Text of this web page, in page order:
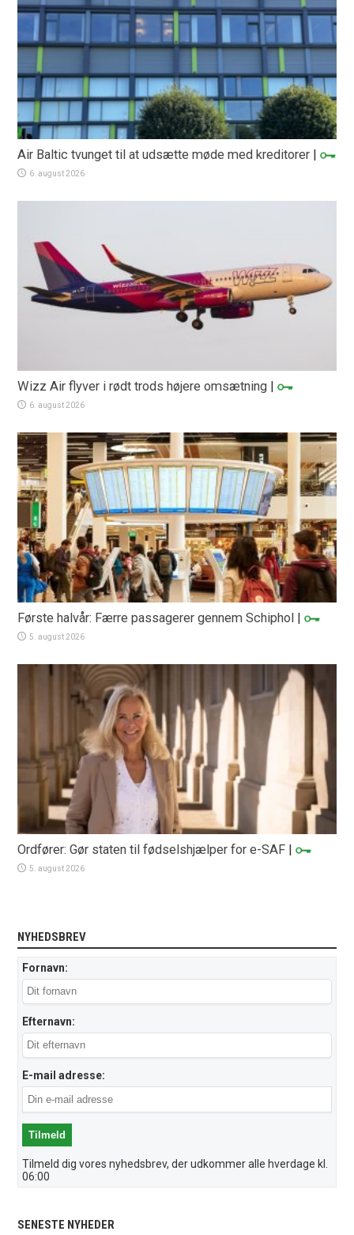
Air Baltic tvunget til at udsætte møde med kreditorer |
6. august 2026
Wizz Air flyver i rødt trods højere omsætning |
6. august 2026
Første halvår: Færre passagerer gennem Schiphol |
5. august 2026
Ordfører: Gør staten til fødselshjælper for e-SAF |
5. august 2026
NYHEDSBREV
Fornavn:
Efternavn:
E-mail adresse:
Tilmeld dig vores nyhedsbrev, der udkommer alle hverdage kl.
06:00
SENESTE NYHEDER